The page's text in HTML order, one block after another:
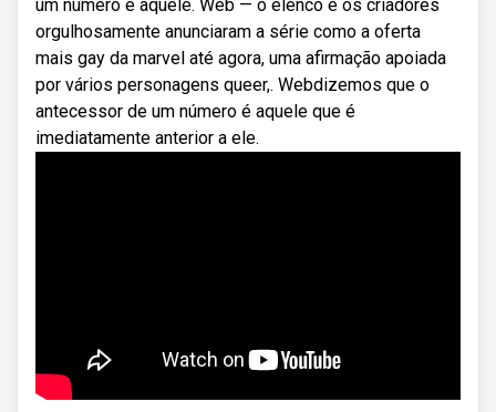
um número é aquele. Web — o elenco e os criadores
orgulhosamente anunciaram a série como a oferta
mais gay da marvel até agora, uma afirmação apoiada
por vários personagens queer,. Webdizemos que o
antecessor de um número é aquele que é
imediatamente anterior a ele.